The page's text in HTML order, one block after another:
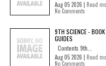
Aug 05 2026 | Read
No Comments
9TH SCIENCE -
GUIDES
Contents 9th...
Aug 05 2026 | Read
No Comments